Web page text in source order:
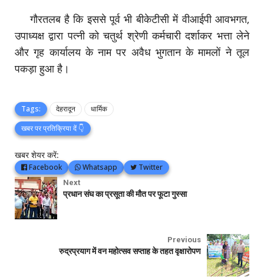
गौरतलब है कि इससे पूर्व भी बीकेटीसी में वीआईपी आवभगत,
उपाध्यक्ष द्वारा पत्नी को चतुर्थ श्रेणी कर्मचारी दर्शाकर भत्ता लेने
और गृह कार्यालय के नाम पर अवैध भुगतान के मामलों ने तूल
पकड़ा हुआ है।
Tags: देहरादून
धार्मिक
खबर पर प्रतिक्रिया दें 👇
खबर शेयर करें:
Facebook Whatsapp Twitter
Next
प्रधान संघ का प्रसूता की मौत पर फूटा गुस्सा
Previous
रुद्रप्रयाग में वन महोत्सव सप्ताह के तहत वृक्षारोपण